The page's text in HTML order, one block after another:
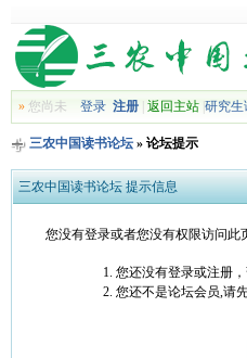
»您尚未 登录 注册| 返回主站| 研究生
三农中国读书论坛» 论坛提示
三农中国读书论坛 提示信息
您没有登录或者您没有权限访问此
您还没有登录或注册
您还不是论坛会员,请